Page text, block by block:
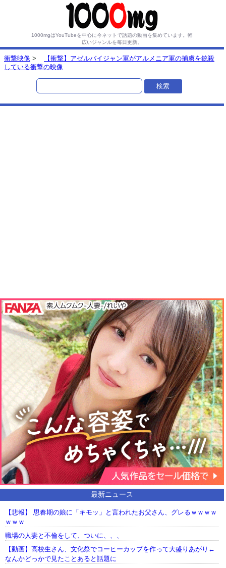
1000mgはYouTubeを中心に今ネットで話題の動画を集めています。 幅
広いジャンルを毎日更新。
衝撃映像 >
【衝撃】アゼルバイジャン軍がアルメニア軍の捕虜を銃殺
している衝撃の映像
最新ニュース
【悲報】 思春期の娘に「キモッ」と言われたお父さん、グレるｗｗｗｗ
ｗｗｗ
職場の人妻と不倫をして、ついに、、、
【動画】高校生さん、文化祭でコーヒーカップを作って大盛りあがり←
なんかどっかで見たことあると話題に